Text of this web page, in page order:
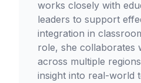
works closely with
leaders to support
integration in
role, she collaborates
across multiple
insight into real-world